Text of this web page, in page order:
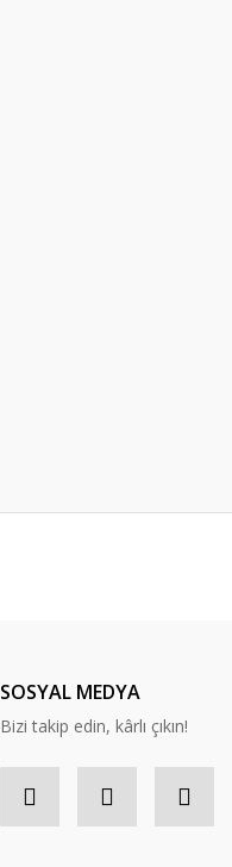
SOSYAL MEDYA
Bizi takip edin, kârlı çıkın!